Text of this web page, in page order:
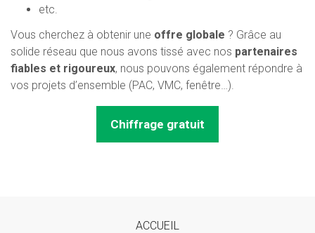
etc.
Vous cherchez à obtenir une offre globale ? Grâce au
solide réseau que nous avons tissé avec nos partenaires
fiables et rigoureux, nous pouvons également répondre à
vos projets d’ensemble (PAC, VMC, fenêtre…).
Chiffrage gratuit
ACCUEIL